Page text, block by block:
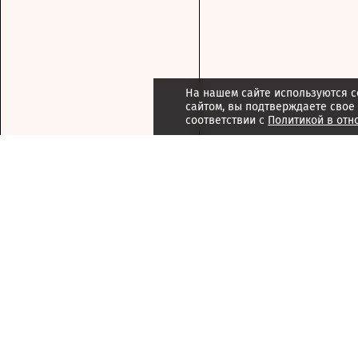
На нашем сайте используются
сайтом, вы подтверждаете свое
соответствии с Политикой в